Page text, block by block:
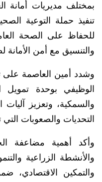
بمختلف مديريات أمانة
تنفيذ حملة التوعية
للحفاظ على الصحة
والتنسيق مع أمن الأمانة
وشدد أمين العاصمة على
الوظيفي بوحدة تمويل
والسمكية، وتعزيز آليات
التحديات والصعوبات
وأكد أهمية مضاعفة
والأنشطة الزراعية
والتمكين